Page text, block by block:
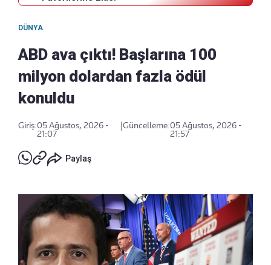
DÜNYA
ABD ava çıktı! Başlarına 100
milyon dolardan fazla ödül
konuldu
Giriş:05 Ağustos, 2026 -
21:07
Güncelleme:05 Ağustos, 2026 -
21:57
Paylaş